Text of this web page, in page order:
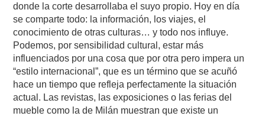
donde la corte desarrollaba el suyo propio. Hoy en día
se comparte todo: la información, los viajes, el
conocimiento de otras culturas… y todo nos influye.
Podemos, por sensibilidad cultural, estar más
influenciados por una cosa que por otra pero impera un
“estilo internacional”, que es un término que se acuñó
hace un tiempo que refleja perfectamente la situación
actual. Las revistas, las exposiciones o las ferias del
mueble como la de Milán muestran que existe un